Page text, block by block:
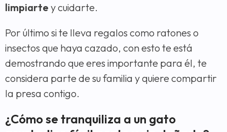
limpiarte y cuidarte.
Por último si te lleva regalos como ratones o
insectos que haya cazado, con esto te está
demostrando que eres importante para él, te
considera parte de su familia y quiere compartir
la presa contigo.
¿Cómo se tranquiliza a un gato